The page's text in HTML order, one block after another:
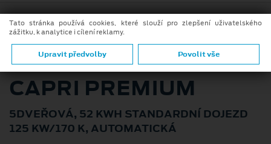
ELEKTRICKÝ FORD
CAPRI PREMIUM
5DVEŘOVÁ, 52 KWH STANDARDNÍ DOJEZD
125 KW/170 K, AUTOMATICKÁ
Tato stránka používá cookies, které slouží pro zlepšení uživatelského
zážitku, k analytice i cílení reklamy.
Upravit předvolby Povolit vše